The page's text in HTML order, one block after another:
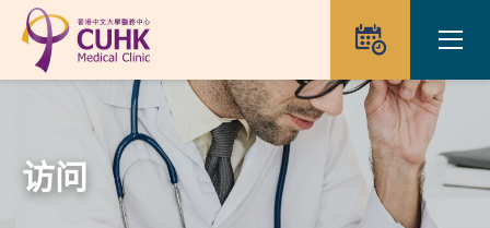
Skip to main content
预约
访问